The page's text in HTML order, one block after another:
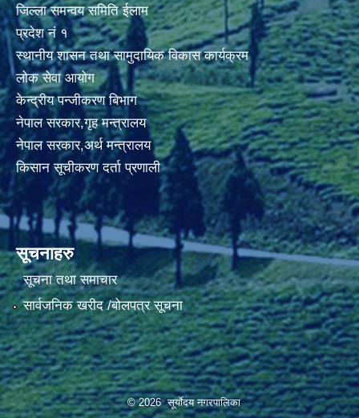
जिल्ला समन्वय समिति ईलाम
प्रदेश नं १
स्थानीय शासन तथा सामुदायिक विकास कार्यक्रम
लोक सेवा आयोग
केन्द्रीय पन्जीकरण बिभाग
नेपाल सरकार,गृह मन्त्रालय
नेपाल सरकार,अर्थ मन्त्रालय
किसान सूचीकरण दर्ता प्रणाली
सूचनाहरु
सूचना तथा समाचार
सार्वजनिक खरीद /बोलपत्र सूचना
© 2026 सूर्याेदय नगरपालिका